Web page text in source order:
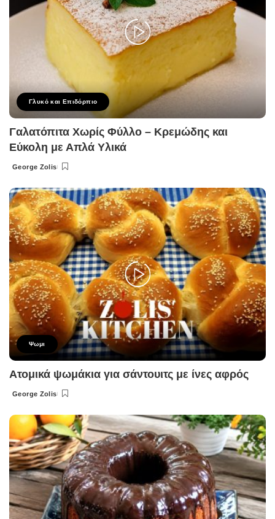
Γλυκό και Επιδόρπιο
Γαλατόπιτα Χωρίς Φύλλο – Κρεμώδης και
Εύκολη με Απλά Υλικά
Posted
George Zolis
Ψωμι
Ατομικά ψωμάκια για σάντουιτς με ίνες αφρός
Posted
George Zolis